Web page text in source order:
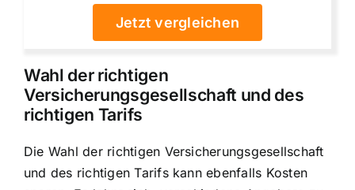
Jetzt vergleichen
Wahl der richtigen
Versicherungsgesellschaft und des
richtigen Tarifs
Die Wahl der richtigen Versicherungsgesellschaft
und des richtigen Tarifs kann ebenfalls Kosten